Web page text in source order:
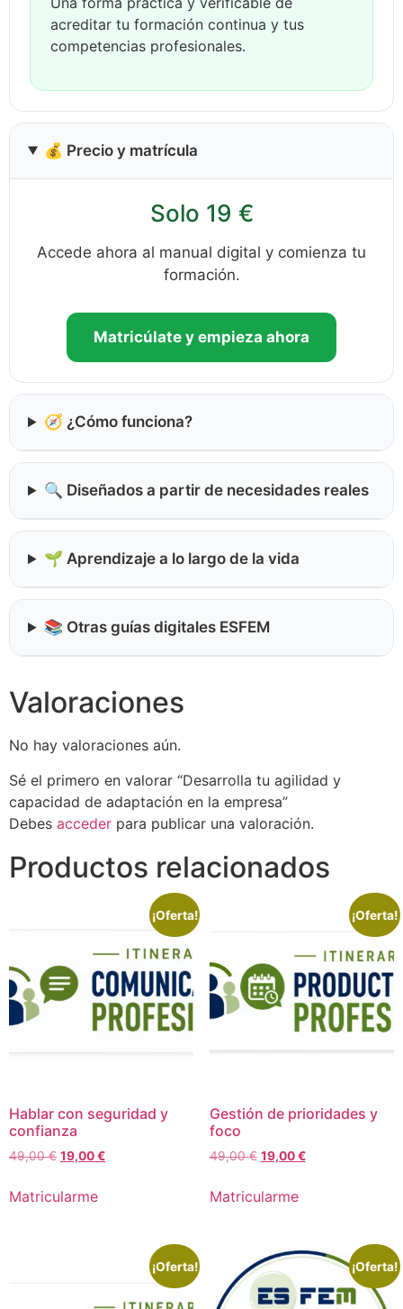
acreditar tu formación continua y tus
competencias profesionales.
💰 Precio y matrícula
Solo 19 €
Accede ahora al manual digital y comienza tu
formación.
Matricúlate y empieza ahora
🧭 ¿Cómo funciona?
🔍 Diseñados a partir de necesidades reales
🌱 Aprendizaje a lo largo de la vida
📚 Otras guías digitales ESFEM
Valoraciones
No hay valoraciones aún.
Sé el primero en valorar “Desarrolla tu agilidad y
capacidad de adaptación en la empresa”
Debes acceder para publicar una valoración.
Productos relacionados
¡Oferta!
Hablar con seguridad y
confianza
49,00€ El
original
19,00€El
Matricularme
¡Oferta!
Gestión de prioridades y
foco
49,00€ El
original
19,00€El
Matricularme
¡Oferta! ¡Oferta!